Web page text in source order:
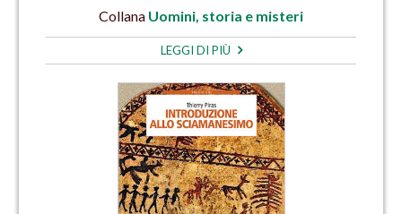
Collana Uomini, storia e misteri
LEGGI DI PIÙ